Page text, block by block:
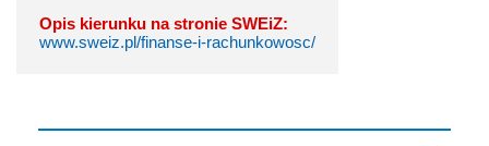
Opis kierunku na stronie SWEiZ:
www.sweiz.pl/finanse-i-rachunkowosc/